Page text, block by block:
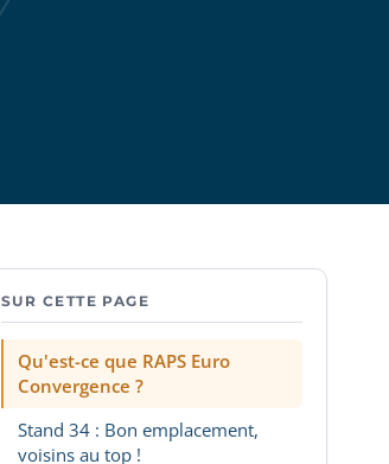
SUR CETTE PAGE
Qu'est-ce que RAPS Euro
Convergence ?
Stand 34 : Bon emplacement,
voisins au top !